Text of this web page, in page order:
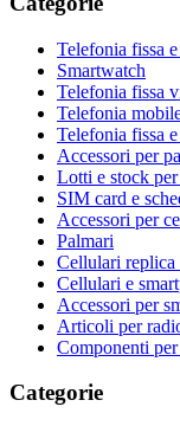
Telefonia fissa
Smartwatch
Telefonia fissa
Telefonia
Telefonia fissa
Accessori per
Lotti e stock
SIM card e
Accessori per
Palmari
Cellulari replica
Cellulari e
Accessori per
Articoli per
Componenti
Categorie